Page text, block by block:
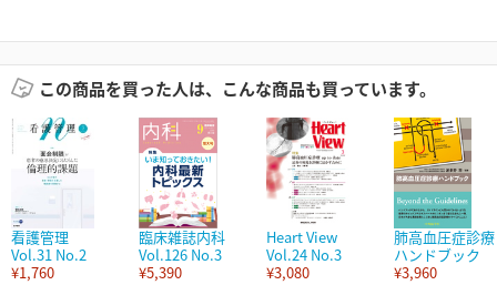
この商品を買った人は、こんな商品も買っています。
看護管理
Vol.31 No.2
¥1,760
臨床雑誌内科
Vol.126 No.3
¥5,390
Heart View
Vol.24 No.3
¥3,080
肺高血圧症診療
ハンドブック
¥3,960